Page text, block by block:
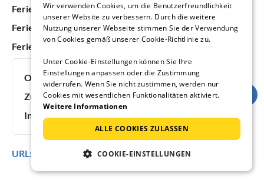
Ferienhäuser & Ferienwohnungen am Gardasee
Ferienhäuser & Ferienwohnungen in Lazise
Ferienhäuser & Ferienwohnungen in Colà
Objektnummer:4749460
Zuletzt aktualisiert:08.08.2026
Inserat online seit:
URL: https://www.ferienhausmiete.de/4749460.htm
Wir verwenden Cookies, um die Benutzerfreundlichkeit
unserer Website zu verbessern. Durch die weitere
Nutzung unserer Webseite stimmen Sie der Verwendung
von Cookies gemäß unserer Cookie-Richtlinie zu.
Unter Cookie-Einstellungen können Sie Ihre
Einstellungen anpassen oder die Zustimmung
widerrufen. Wenn Sie nicht zustimmen, werden nur
Cookies mit wesentlichen Funktionalitäten aktiviert.
Weitere Informationen
ALLE COOKIES ZULASSEN
COOKIE-EINSTELLUNGEN